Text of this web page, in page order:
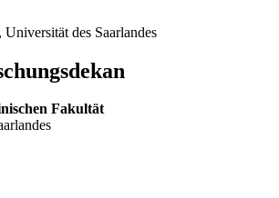
des Saarlandes
Fakultät